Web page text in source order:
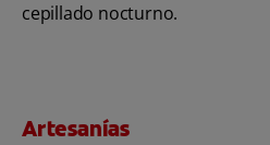
cepillado nocturno.
Artesanías